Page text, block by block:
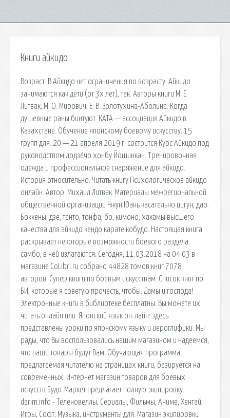
Книги айкидо
Возраст. В Айкидо нет ограничения по возрасту: Айкидо
занимаются как дети (от 3х лет), так. Авторы книги:М. Е.
Литвак, М. О. Мирович, Е. В. Золотухина-Аболина. Когда
душевные раны бинтуют. КАТА — ассоциация Айкидо в
Казахстане. Обучение японскому боевому искусству. 15
групп для. 20 — 21 апреля 2019 г. состоится Курс Айкидо под
руководством додзёчо хонбу Йошинкан. Тренировочная
одежда и профессиональное снаряжение для айкидо.
История относительно. Читать книгу Психологическое айкидо
онлайн. Автор: Михаил Литвак. Материалы межрегиональной
общественной организации Чжун Юань касательно цигун, дао.
Боккены, дзё, танто, тонфа, бо, кимоно, хакамы высшего
качества для айкидо кендо карате кобудо. Настоящая книга
раскрывает некоторые возможности боевого раздела
самбо, в ней излагаются. Сегодня, 11.03.2018 на 04:03 в
магазине CoLibri.ru собрано 44828 томов книг 7078
авторов. Супер книги по боевым искусствам. Список книг по
БИ, которые я советую прочесть, чтобы. Дамы и господа!
Электронные книги в библиотеке бесплатны. Вы можете их
читать онлайн или. Японский язык он-лайн: здесь
представлены уроки по японскому языку и иероглифики. Мы
рады, что Вы воспользовались нашим магазином и надеемся,
что наши товары будут Вам. Обучающая программа,
предлагаемая читателю на страницах книги, базируется на
современных. Интернет магазин товаров для боевых
искусств Будо-Маркет предлагает полную экипировку.
darim.info - Теленовеллы, Сериалы, Фильмы, Аниме, Хентай,
Игры, Софт, Музыка, инструменты для. Магазин экипировки